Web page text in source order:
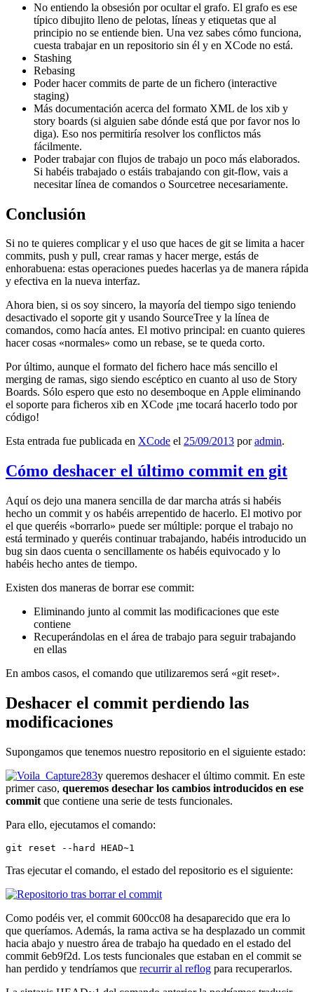
No entiendo la obsesión por ocultar el grafo. El grafo es ese
típico dibujito lleno de pelotas, líneas y etiquetas que al
principio no se entiende bien. Una vez sabes cómo funciona,
cuesta trabajar en un repositorio sin él y en XCode no está.
Stashing
Rebasing
Poder hacer commits de parte de un fichero (interactive
staging)
Más documentación acerca del formato XML de los xib y
story boards (si alguien sabe dónde está que por favor nos lo
diga). Eso nos permitiría resolver los conflictos más
fácilmente.
Poder trabajar con flujos de trabajo un poco más elaborados.
Si habéis trabajado o estáis trabajando con git-flow, vais a
necesitar línea de comandos o Sourcetree necesariamente.
Conclusión
Si no te quieres complicar y el uso que haces de git se limita a hacer
commits, push y pull, crear ramas y hacer merge, estás de
enhorabuena: estas operaciones puedes hacerlas ya de manera rápida
y efectiva en la nueva interfaz.
Ahora bien, si os soy sincero, la mayoría del tiempo sigo teniendo
desactivado el soporte git y usando SourceTree y la línea de
comandos, como hacía antes. El motivo principal: en cuanto quieres
hacer cosas «normales» como un rebase, se te queda corto.
Por último, aunque el formato del fichero hace más sencillo el
merging de ramas, sigo siendo escéptico en cuanto al uso de Story
Boards. Sólo espero que esto no desemboque en Apple eliminando
el soporte para ficheros xib en XCode ¡me tocará hacerlo todo por
código!
Esta entrada fue publicada en XCode el 25/09/2013 poradmin.
Cómo deshacer el último commit en git
Aquí os dejo una manera sencilla de dar marcha atrás si habéis
hecho un commit y os habéis arrepentido de hacerlo. El motivo por
el que queréis «borrarlo» puede ser múltiple: porque el trabajo no
está terminado y queréis continuar trabajando, habéis introducido un
bug sin daos cuenta o sencillamente os habéis equivocado y lo
habéis hecho antes de tiempo.
Existen dos maneras de borrar ese commit:
Eliminando junto al commit las modificaciones que este
contiene
Recuperándolas en el área de trabajo para seguir trabajando
en ellas
En ambos casos, el comando que utilizaremos será «git reset».
Deshacer el commit perdiendo las
modificaciones
Supongamos que tenemos nuestro repositorio en el siguiente estado:
y queremos deshacer el último commit. En este
primer caso, queremos desechar los cambios introducidos en ese
commit que contiene una serie de tests funcionales.
Para ello, ejecutamos el comando:
git reset --hard HEAD~1
Tras ejecutar el comando, el estado del repositorio es el siguiente:
Como podéis ver, el commit 600cc08 ha desaparecido que era lo
que queríamos. Además, la rama activa se ha desplazado un commit
hacia abajo y nuestro área de trabajo ha quedado en el estado del
commit 6eb9f2d. Los tests funcionales que estaban en el commit se
han perdido y tendríamos que recurrir al reflog para recuperarlos.